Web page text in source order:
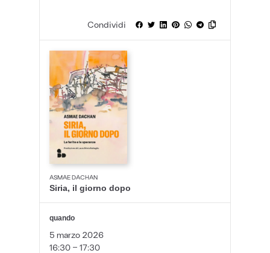
Condividi
ASMAE DACHAN
Siria, il giorno dopo
quando
5 marzo 2026
16:30 - 17:30